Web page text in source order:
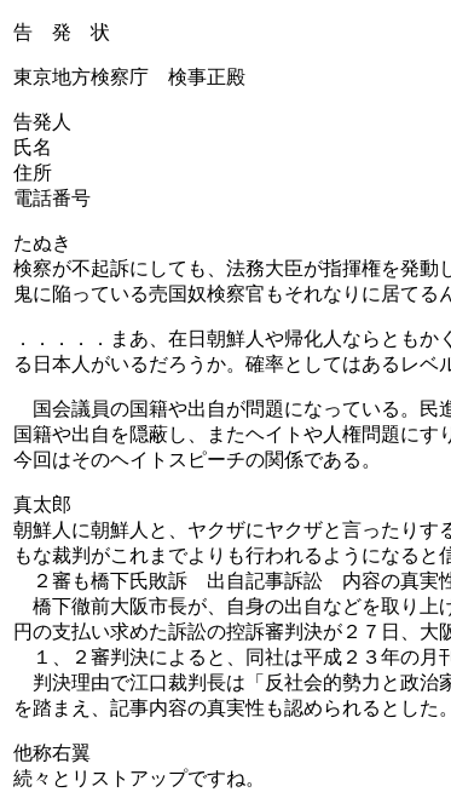
告 発 状
東京地方検察庁 検事正殿 平成
告発人
氏名
住所
電話番号
たぬき
検察が不起訴にしても、法務大臣が指揮権を発
鬼に陥っている売国奴検察官もそれなりに居てる
．．．．．まあ、在日朝鮮人や帰化人ならとも
る日本人がいるだろうか。確率としてはあるレベ
国会議員の国籍や出自が問題になっている。民
国籍や出自を隠蔽し、またヘイトや人権問題にす
今回はそのヘイトスピーチの関係である。
真太郎
朝鮮人に朝鮮人と、ヤクザにヤクザと言ったり
もな裁判がこれまでよりも行われるようになると
２審も橋下氏敗訴 出自記事訴訟 内容の真実
橋下徹前大阪市長が、自身の出自などを取り上
円の支払い求めた訴訟の控訴審判決が２７日、大
１、２審判決によると、同社は平成２３年の月
判決理由で江口裁判長は「反社会的勢力と政治
を踏まえ、記事内容の真実性も認められるとした。
他称右翼
続々とリストアップですね。